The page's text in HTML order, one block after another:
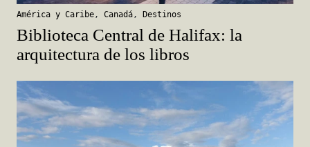
América y Caribe , Canadá , Destinos
Biblioteca Central de Halifax: la
arquitectura de los libros